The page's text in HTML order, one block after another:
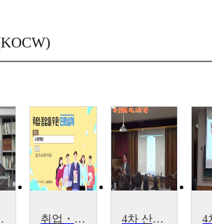
영 취업・창업을위한진로설계 4차 산업혁명 시대, 교사의 역할(민락초등학교)